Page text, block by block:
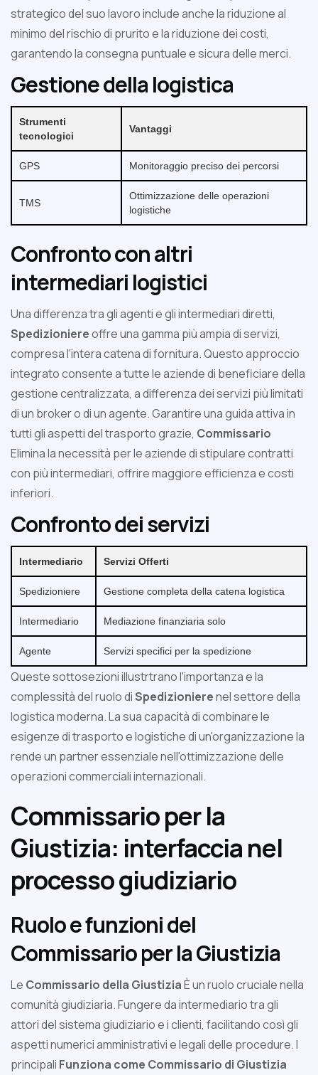
strategico del suo lavoro include anche la riduzione al
minimo del rischio di prurito e la riduzione dei costi,
garantendo la consegna puntuale e sicura delle merci.
Gestione della logistica
Strumenti
tecnologici
Vantaggi
GPS Monitoraggio preciso dei percorsi
TMS
Ottimizzazione delle operazioni
logistiche
Confronto con altri
intermediari logistici
Una differenza tra gli agenti e gli intermediari diretti,
Spedizioniereoffre una gamma più ampia di servizi,
compresa l'intera catena di fornitura. Questo approccio
integrato consente a tutte le aziende di beneficiare della
gestione centralizzata, a differenza dei servizi più limitati
di un broker o di un agente. Garantire una guida attiva in
tutti gli aspetti del trasporto grazie, Commissario
Elimina la necessità per le aziende di stipulare contratti
con più intermediari, offrire maggiore efficienza e costi
inferiori.
Confronto dei servizi
Intermediario Servizi Offerti
Spedizioniere Gestione completa della catena logistica
Intermediario Mediazione finanziaria solo
Agente Servizi specifici per la spedizione
Queste sottosezioni illustrtrano l'importanza e la
complessità del ruolo diSpedizionierenel settore della
logistica moderna. La sua capacità di combinare le
esigenze di trasporto e logistiche di un'organizzazione la
rende un partner essenziale nell'ottimizzazione delle
operazioni commerciali internazionali.
Commissario per la
Giustizia: interfaccia nel
processo giudiziario
Ruolo e funzioni del
Commissario per la Giustizia
Le Commissario della GiustiziaÈ un ruolo cruciale nella
comunità giudiziaria. Fungere da intermediario tra gli
attori del sistema giudiziario e i clienti, facilitando così gli
aspetti numerici amministrativi e legali delle procedure. I
principali Funziona come Commissario di Giustizia